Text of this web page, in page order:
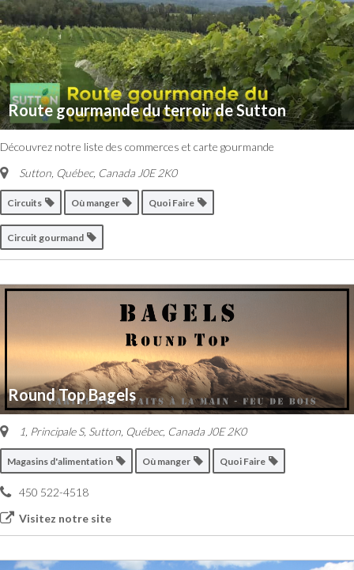
Route gourmande du terroir de Sutton
Découvrez notre liste des commerces et carte gourmande
Sutton, Québec, Canada J0E 2K0
Circuits Où manger Quoi Faire
Circuit gourmand
Round Top Bagels
1, Principale S, Sutton, Québec, Canada J0E 2K0
Magasins d'alimentation Où manger Quoi Faire
450 522-4518
Visitez notre site